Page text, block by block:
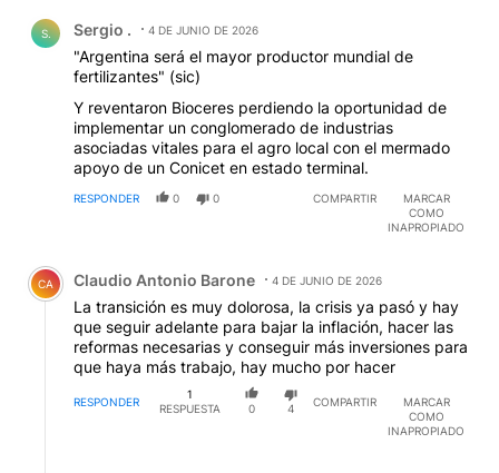
S. Sergio . 4 DE JUNIO DE 2026
"Argentina será el mayor productor mundial de
fertilizantes" (sic)
Y reventaron Bioceres perdiendo la oportunidad de
implementar un conglomerado de industrias
asociadas vitales para el agro local con el mermado
apoyo de un Conicet en estado terminal.
RESPONDER 0 0 COMPARTIR
MARCAR
COMO
INAPROPIADO
Comentario de Claudio Antonio Barone.
CA Claudio Antonio Barone 4 DE JUNIO DE 2026
La transición es muy dolorosa, la crisis ya pasó y hay
que seguir adelante para bajar la inflación, hacer las
reformas necesarias y conseguir más inversiones para
que haya más trabajo, hay mucho por hacer
RESPONDER
1
RESPUESTA
0 4
COMPARTIR
MARCAR
COMO
INAPROPIADO